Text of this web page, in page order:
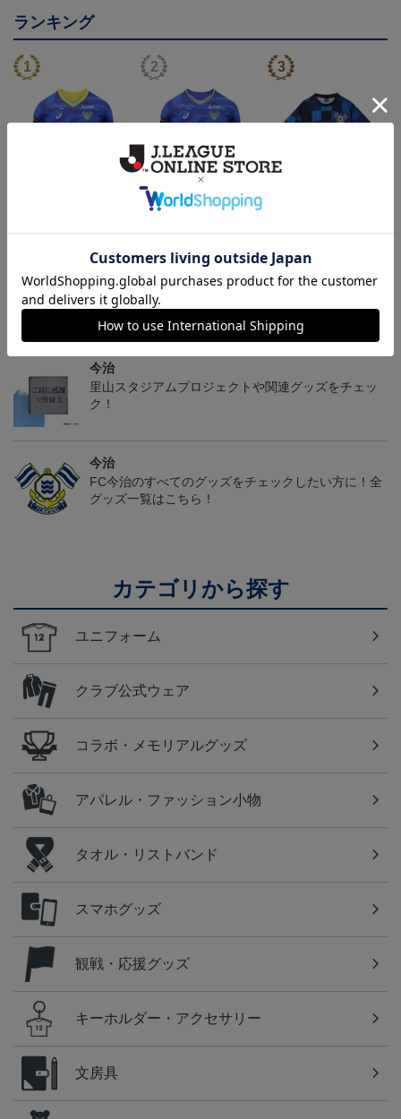
ランキング
ーム(FP1st)
17,600円～21,901円
ユニフォーム(FP1st)
26,100円～30,400円
会員特典
26SP）
5,500円
会員特典
今治
里山スタジアムプロジェクトや関連グッズをチェッ
ク！
今治
FC今治のすべてのグッズをチェックしたい方に！全
グッズ一覧はこちら！
カテゴリから探す
ユニフォーム
クラブ公式ウェア
コラボ・メモリアルグッズ
アパレル・ファッション小物
タオル・リストバンド
スマホグッズ
観戦・応援グッズ
キーホルダー・アクセサリー
文房具